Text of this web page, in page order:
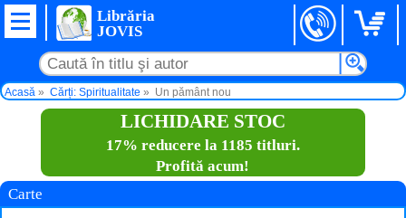
Librăria
JOVIS
Acasă Cărți: Spiritualitate Un pământ nou
LICHIDARE STOC
17% reducere la 1185 titluri.
Profită acum!
Carte